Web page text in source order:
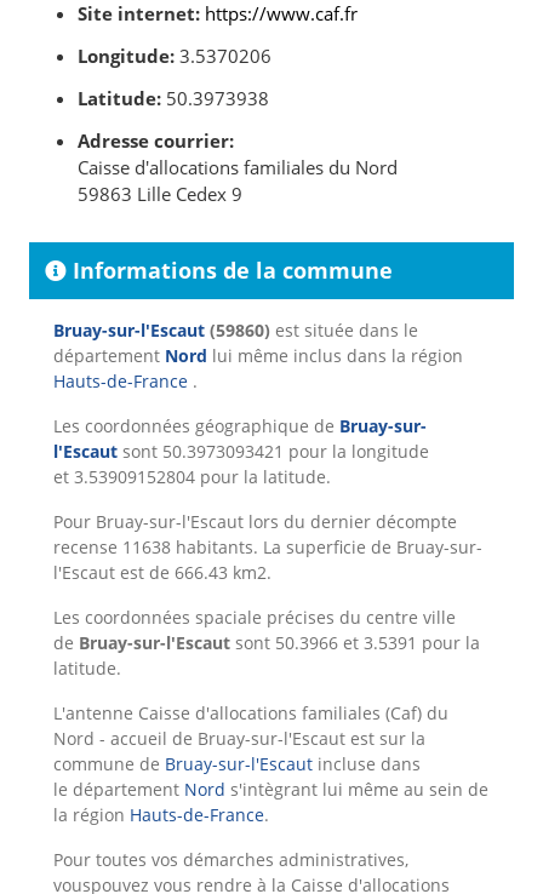
Site internet: https://www.caf.fr
Longitude: 3.5370206
Latitude: 50.3973938
Adresse courrier:
Caisse d'allocations familiales du Nord
59863 Lille Cedex 9
Informations de la commune
Bruay-sur-l'Escaut (59860) est située dans le
département Nord lui même inclus dans la région
Hauts-de-France .
Les coordonnées géographique de Bruay-sur-
l'Escaut sont 50.3973093421 pour la longitude
et 3.53909152804 pour la latitude.
Pour Bruay-sur-l'Escaut lors du dernier décompte
recense 11638 habitants. La superficie de Bruay-sur-
l'Escaut est de 666.43 km2.
Les coordonnées spaciale précises du centre ville
de Bruay-sur-l'Escaut sont 50.3966 et 3.5391 pour la
latitude.
L'antenne Caisse d'allocations familiales (Caf) du
Nord - accueil de Bruay-sur-l'Escaut est sur la
commune de Bruay-sur-l'Escaut incluse dans
le département Nord s'intègrant lui même au sein de
la région Hauts-de-France.
Pour toutes vos démarches administratives,
vouspouvez vous rendre à la Caisse d'allocations